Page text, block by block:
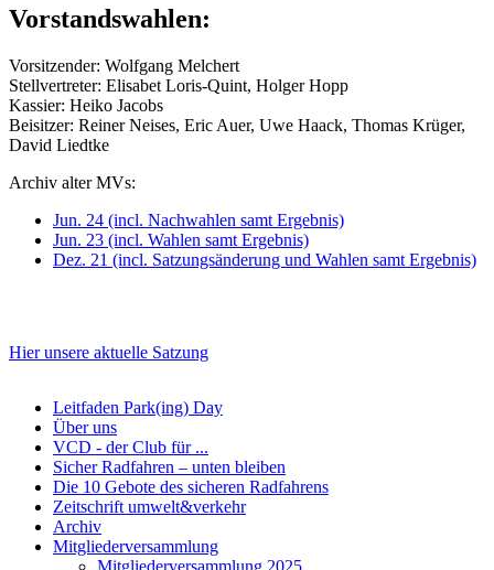
Vorstandswahlen:
Vorsitzender: Wolfgang Melchert
Stellvertreter: Elisabet Loris-Quint, Holger Hopp
Kassier: Heiko Jacobs
Beisitzer: Reiner Neises, Eric Auer, Uwe Haack, Thomas Krüger,
David Liedtke
Archiv alter MVs:
Jun. 24 (incl. Nachwahlen samt Ergebnis)
Jun. 23 (incl. Wahlen samt Ergebnis)
Dez. 21 (incl. Satzungsänderung und Wahlen samt Ergebnis)
Hier unsere aktuelle Satzung
Leitfaden Park(ing) Day
Über uns
VCD - der Club für ...
Sicher Radfahren – unten bleiben
Die 10 Gebote des sicheren Radfahrens
Zeitschrift umwelt&verkehr
Archiv
Mitgliederversammlung
Mitgliederversammlung 2025